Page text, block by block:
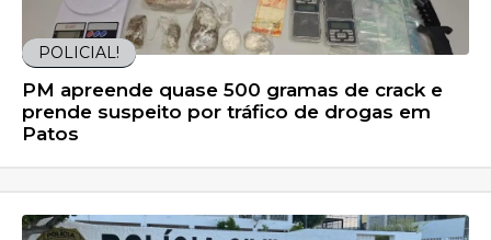
POLICIAL!
PM apreende quase 500 gramas de crack e
prende suspeito por tráfico de drogas em
Patos